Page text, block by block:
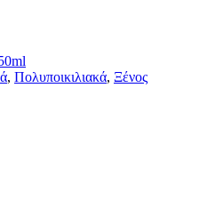
, Πολυποικιλιακά, Ξένος